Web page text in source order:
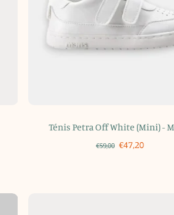
Ténis Petra Off White (Mini) -
€59,00 €47,20